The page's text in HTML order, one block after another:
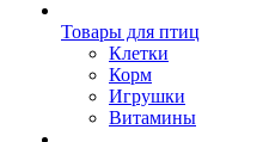
Товары для птиц
Клетки
Корм
Игрушки
Витамины